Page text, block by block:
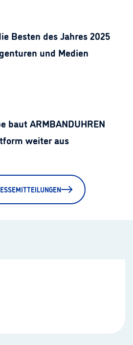
Besten des Jahres 2025
und Medien
baut ARMBANDUHREN
weiter aus